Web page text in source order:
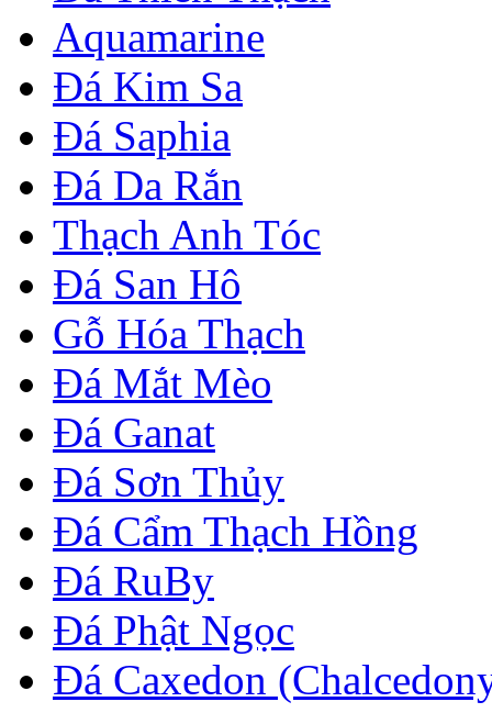
Aquamarine
Đá Kim Sa
Đá Saphia
Đá Da Rắn
Thạch Anh Tóc
Đá San Hô
Gỗ Hóa Thạch
Đá Mắt Mèo
Đá Ganat
Đá Sơn Thủy
Đá Cẩm Thạch Hồng
Đá RuBy
Đá Phật Ngọc
Đá Caxedon